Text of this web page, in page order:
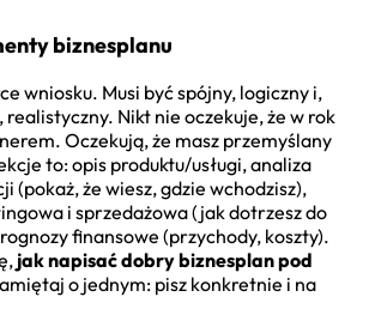
biznesplanu
wniosku. Musi być spójny, logiczny i,
Nikt nie oczekuje, że w rok
Oczekują, że masz przemyślany
to: opis produktu/usługi, analiza
(pokaż, że wiesz, gdzie wchodzisz),
i sprzedażowa (jak dotrzesz do
finansowe (przychody, koszty).
jak napisać dobry biznesplan pod
o jednym: pisz konkretnie i na